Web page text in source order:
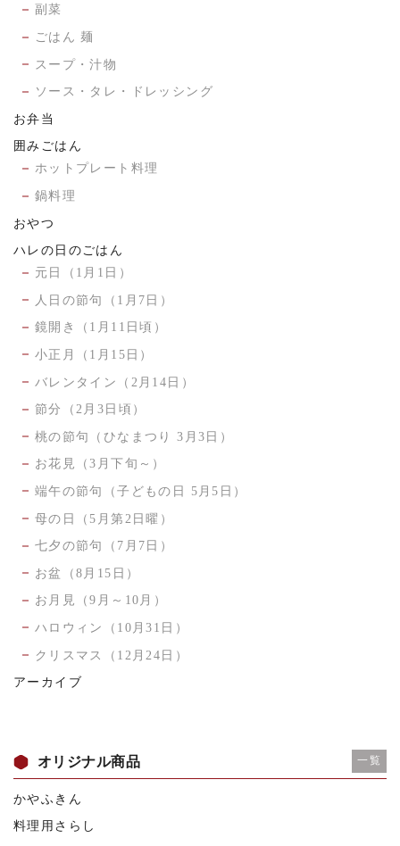
副菜
ごはん 麺
スープ・汁物
ソース・タレ・ドレッシング
お弁当
囲みごはん
ホットプレート料理
鍋料理
おやつ
ハレの日のごはん
元日（1月1日）
人日の節句（1月7日）
鏡開き（1月11日頃）
小正月（1月15日）
バレンタイン（2月14日）
節分（2月3日頃）
桃の節句（ひなまつり 3月3日）
お花見（3月下旬～）
端午の節句（子どもの日 5月5日）
母の日（5月第2日曜）
七夕の節句（7月7日）
お盆（8月15日）
お月見（9月～10月）
ハロウィン（10月31日）
クリスマス（12月24日）
アーカイブ
オリジナル商品 一覧
かやふきん
料理用さらし